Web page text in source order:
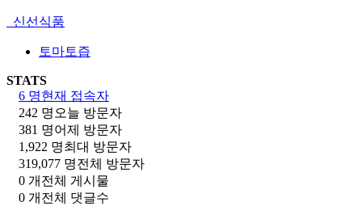
신선식품
토마토즙
STATS
6 명현재 접속자
242 명 오늘 방문자
381 명어제 방문자
1,922 명최대 방문자
319,077 명전체 방문자
0 개 전체 게시물
0 개 전체 댓글수